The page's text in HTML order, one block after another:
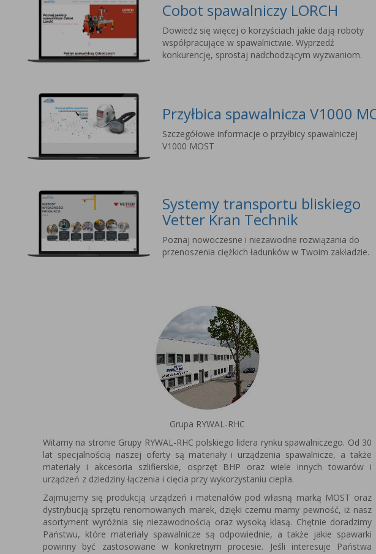
Cobot spawalniczy LORCH
Dowiedz się więcej o korzyściach jakie dają roboty
współpracujące w spawalnictwie. Wyprzedź
konkurencję, sprostaj nadchodzącym wyzwaniom.
Przyłbica spawalnicza V1000
Szczegółowe informacje o przyłbicy spawalniczej
V1000 MOST
Systemy transportu bliskiego
Vetter Kran Technik
Poznaj nowoczesne i niezawodne rozwiązania do
przenoszenia ciężkich ładunków w Twoim zakładzie.
Grupa RYWAL-RHC
Witamy na stronie Grupy RYWAL-RHC polskiego lidera rynku spawalniczego. Od 30
lat specjalnością naszej oferty są materiały i urządzenia spawalnicze, a także
materiały i akcesoria szlifierskie, osprzęt BHP oraz wiele innych towarów i
urządzeń z dziedziny łączenia i cięcia przy wykorzystaniu ciepła.
Zajmujemy się produkcją urządzeń i materiałów pod własną marką MOST oraz
dystrybucją sprzętu renomowanych marek, dzięki czemu mamy pewność, iż nasz
asortyment wyróżnia się niezawodnością oraz wysoką klasą. Chętnie doradzimy
Państwu, które materiały spawalnicze są odpowiednie, a także jakie spawarki
powinny być zastosowane w konkretnym procesie. Jeśli interesuje Państwa